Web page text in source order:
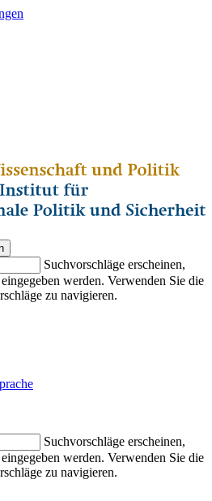
Suchvorschläge erscheinen,
werden. Verwenden Sie die
zu navigieren.
Suchvorschläge erscheinen,
werden. Verwenden Sie die
zu navigieren.